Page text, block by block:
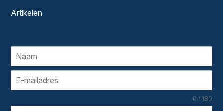
Artikelen
0 / 180